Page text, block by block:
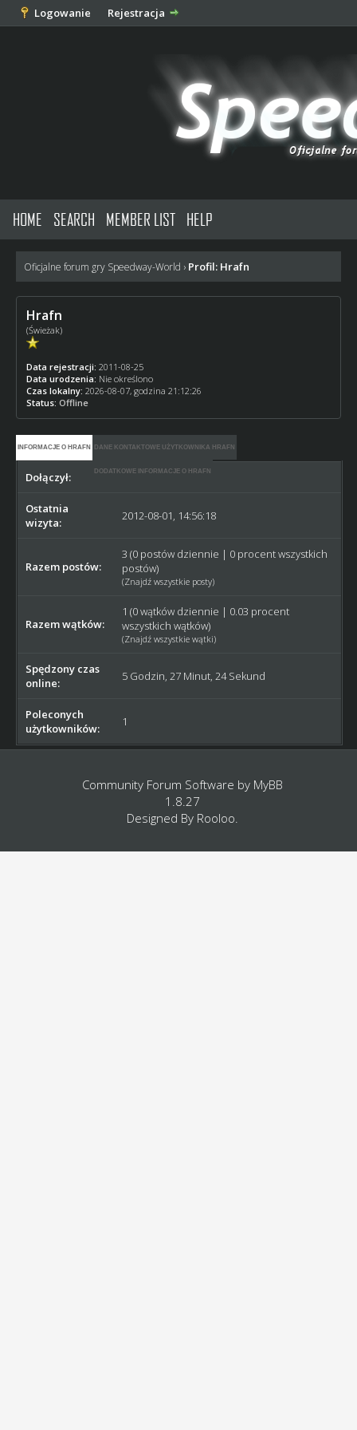
Logowanie Rejestracja
HOME SEARCH MEMBER LIST HELP
Oficjalne forum gry Speedway-World › Profil: Hrafn
Hrafn
(Świeżak)
Data rejestracji: 2011-08-25
Data urodzenia: Nie określono
Czas lokalny: 2026-08-07, godzina 21:12:26
Status: Offline
INFORMACJE O HRAFN DANE KONTAKTOWE UŻYTKOWNIKA HRAFN
DODATKOWE INFORMACJE O HRAFN
Dołączył: 2011-08-25
Ostatnia
wizyta:
2012-08-01, 14:56:18
Razem postów:
3 (0 postów dziennie | 0 procent wszystkich
postów)
(Znajdź wszystkie posty)
Razem wątków:
1 (0 wątków dziennie | 0.03 procent
wszystkich wątków)
(Znajdź wszystkie wątki)
Spędzony czas
online:
5 Godzin, 27 Minut, 24 Sekund
Poleconych
użytkowników:
1
Community Forum Software by MyBB
1.8.27
Designed By Rooloo.